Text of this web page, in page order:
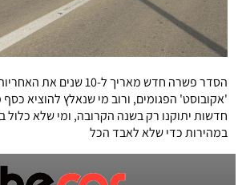
הסדר פשרה חדש מאריך ל-10
'אקובוסט' הפגומים, ורוב מי שנאלץ להוציא כסף
חדשות יתוקנו רק בשנה הקרובה, ומי שלא כלול
במהירות כדי שלא לאבד הכל